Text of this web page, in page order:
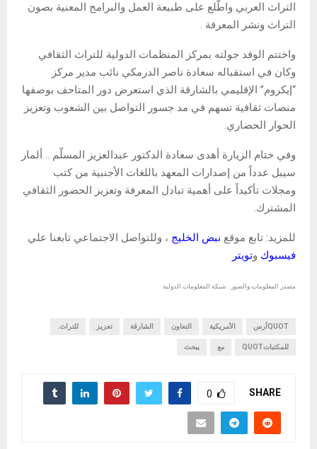
التراث العربي واطّلع على طبيعة العمل والبرامج المعنية بصون
التراث ونشر المعرفة .
واختتم الوفد جولته بمركز المنظمات الدولية للتراث الثقافي
وكان في استقباله سعادة ناصر الدرمكي نائب مدير مركز
“إيكروم” الإقليمي بالشارقة الذي استعرض دور المتاحف بوصفها
منصات ثقافية تسهم في مد جسور التواصل بين الشعوب وتعزيز
الحوار الحضاري.
وفي ختام الزيارة أهدى سعادة الدكتور عبدالعزيز المسلّم .. ألمار
سيبل عدداً من إصدارات المعهد باللغات الأجنبية من كتب
ومجلات تأكيداً على أهمية تبادل المعرفة وتعزيز الحضور الثقافي
المشترك.
للمزيد: تابع موقع نبض الخليج ، وللتواصل الاجتماعي تابعنا علي
فيسبوك وتويتر
مصدر المعلومات والصور : شبكة المعلومات الدولية
QUOTأرس الأمريكية التعاون الشارقة تعزيز للتراث.
للمكتباتQUOT مع يبحث
SHARE
0